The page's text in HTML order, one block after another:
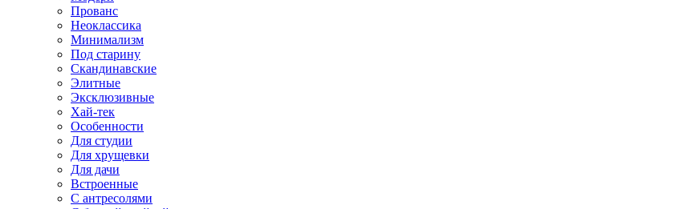
Прованс
Неоклассика
Минимализм
Под старину
Скандинавские
Элитные
Эксклюзивные
Хай-тек
Особенности
Для студии
Для хрущевки
Для дачи
Встроенные
С антресолями